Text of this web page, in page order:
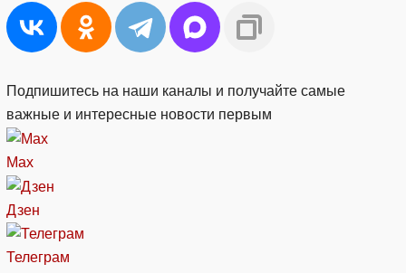
Подпишитесь на наши каналы и получайте самые
важные и интересные новости первым
Max
Дзен
Телеграм